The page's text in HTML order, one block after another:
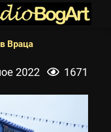
Враца
2022 1671